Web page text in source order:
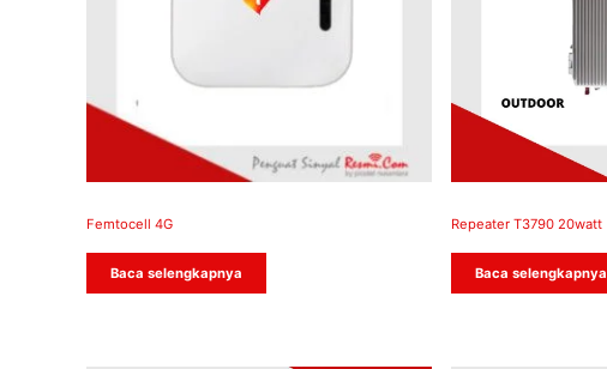
Femtocell 4G
Baca selengkapnya
Repeater T3790 20watt
Baca selengkapnya